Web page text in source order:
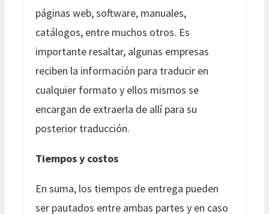
páginas web, software, manuales,
catálogos, entre muchos otros. Es
importante resaltar, algunas empresas
reciben la información para traducir en
cualquier formato y ellos mismos se
encargan de extraerla de allí para su
posterior traducción.
Tiempos y costos
En suma, los tiempos de entrega pueden
ser pautados entre ambas partes y en caso